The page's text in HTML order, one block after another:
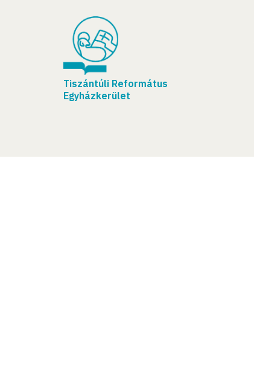
Tiszántúli Református
Egyházkerület